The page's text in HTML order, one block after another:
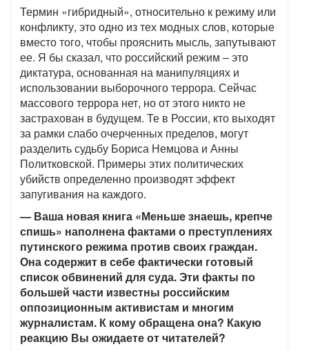
Термин «гибридный», относительно к режиму или
конфликту, это одно из тех модных слов, которые
вместо того, чтобы прояснить мысль, запутывают
ее. Я бы сказал, что российский режим – это
диктатура, основанная на манипуляциях и
использовании выборочного террора. Сейчас
массового террора нет, но от этого никто не
застрахован в будущем. Те в России, кто выходят
за рамки слабо очерченных пределов, могут
разделить судьбу Бориса Немцова и Анны
Политковской. Примеры этих политических
убийств определенно производят эффект
запугивания на каждого.
— Ваша новая книга «Меньше знаешь, крепче
спишь» наполнена фактами о преступлениях
путинского режима против своих граждан.
Она содержит в себе фактически готовый
список обвинений для суда. Эти факты по
большей части известны российским
оппозиционным активистам и многим
журналистам. К кому обращена она? Какую
реакцию Вы ожидаете от читателей?